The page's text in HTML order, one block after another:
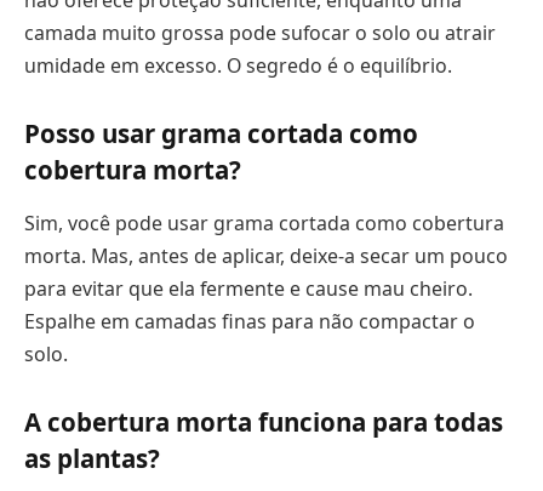
camada muito grossa pode sufocar o solo ou atrair
umidade em excesso. O segredo é o equilíbrio.
Posso usar grama cortada como
cobertura morta?
Sim, você pode usar grama cortada como cobertura
morta. Mas, antes de aplicar, deixe-a secar um pouco
para evitar que ela fermente e cause mau cheiro.
Espalhe em camadas finas para não compactar o
solo.
A cobertura morta funciona para todas
as plantas?